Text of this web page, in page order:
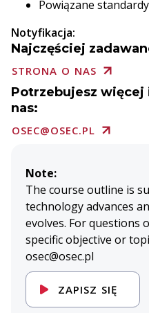
Powiązane
Notyfikacja:
Najczęściej
STRONA O NAS
Potrzebujesz
nas:
OSEC@OSEC.PL
Note:
The course outline is
technology advances
evolves. For questions
specific objective or
osec@osec.pl
ZAPISZ SIĘ